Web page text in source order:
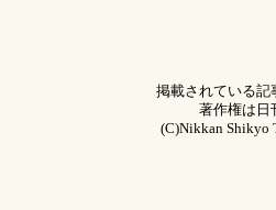
掲載されている記
著作権は日
(C)Nikkan Shikyo